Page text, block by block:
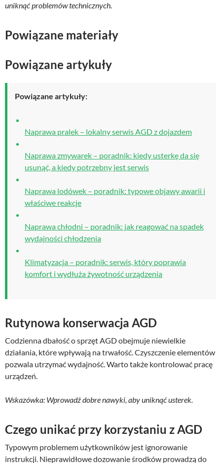
uniknąć problemów technicznych.
Powiązane materiały
Powiązane artykuły
Powiązane artykuły:
Naprawa pralek – lokalny serwis AGD z dojazdem
Naprawa zmywarek – poradnik: kiedy usterkę da się
usunąć, a kiedy potrzebny jest serwis
Naprawa lodówek – poradnik: typowe objawy awarii i
właściwe reakcje
Naprawa chłodni – poradnik: jak reagować na spadek
wydajności chłodzenia
Klimatyzacja – poradnik: serwis, który poprawia
komfort i wydłuża żywotność urządzenia
Rutynowa konserwacja AGD
Codzienna dbałość o sprzęt AGD obejmuje niewielkie
działania, które wpływają na trwałość. Czyszczenie elementów
pozwala utrzymać wydajność. Warto także kontrolować pracę
urządzeń.
Wskazówka: Wprowadź dobre nawyki, aby uniknąć usterek.
Czego unikać przy korzystaniu z AGD
Typowym problemem użytkowników jest ignorowanie
instrukcji. Nieprawidłowe dozowanie środków prowadzą do